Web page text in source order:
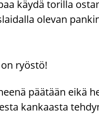
käydä torilla
olevan
ryöstö!
päätään eikä
kankaasta